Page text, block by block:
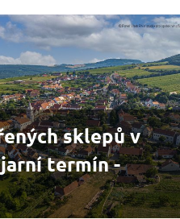
sklepů v
termín -